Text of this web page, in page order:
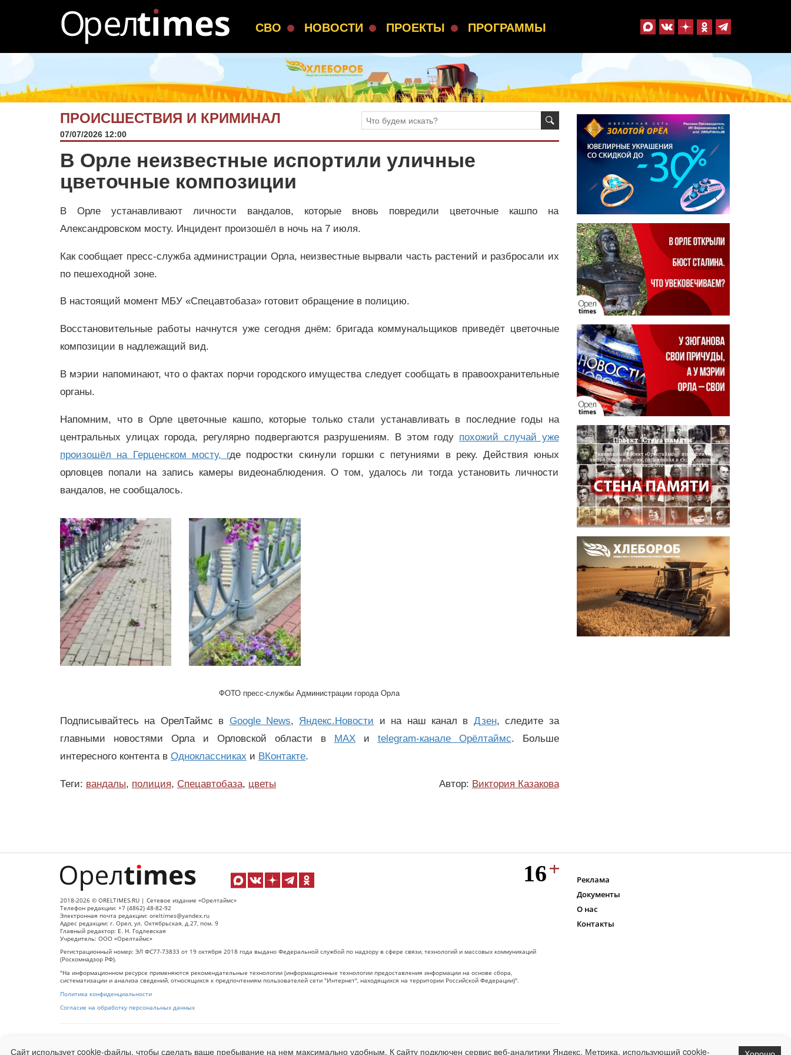
СВО НОВОСТИ ПРОЕКТЫ ПРОГРАММЫ
ПРОИСШЕСТВИЯ И КРИМИНАЛ
07/07/2026 12:00
В Орле неизвестные испортили уличные
цветочные композиции
В Орле устанавливают личности вандалов, которые вновь повредили цветочные кашпо на
Александровском мосту. Инцидент произошёл в ночь на 7 июля.
Как сообщает пресс-служба администрации Орла, неизвестные вырвали часть растений и разбросали их
по пешеходной зоне.
В настоящий момент МБУ «Спецавтобаза» готовит обращение в полицию.
Восстановительные работы начнутся уже сегодня днём: бригада коммунальщиков приведёт цветочные
композиции в надлежащий вид.
В мэрии напоминают, что о фактах порчи городского имущества следует сообщать в правоохранительные
органы.
Напомним, что в Орле цветочные кашпо, которые только стали устанавливать в последние годы на
центральных улицах города, регулярно подвергаются разрушениям. В этом году похожий случай уже
произошёл на Герценском мосту, где подростки скинули горшки с петуниями в реку. Действия юных
орловцев попали на запись камеры видеонаблюдения. О том, удалось ли тогда установить личности
вандалов, не сообщалось.
ФОТО пресс-службы Администрации города Орла
Подписывайтесь на ОрелТаймс в Google News, Яндекс.Новости и на наш канал в Дзен, следите за
главными новостями Орла и Орловской области в MAXи telegram-канале Орёлтаймс. Больше
интересного контента в Одноклассниках и ВКонтакте.
Теги: вандалы, полиция, Спецавтобаза, цветы Автор: Виктория Казакова
2018-2026 © ORELTIMES.RU | Сетевое издание «Орелтаймс»
Телефон редакции: +7 (4862) 48-82-92
Электронная почта редакции: oreltimes@yandex.ru
Адрес редакции: г. Орел, ул. Октябрьская, д.27, пом. 9
Главный редактор: Е. Н. Годлевская
Учредитель: ООО «Орелтаймс»
Регистрационный номер: ЭЛ ФС77-73833 от 19 октября 2018 года выдано Федеральной службой по надзору в сфере связи, технологий и массовых коммуникаций
(Роскомнадзор РФ).
"На информационном ресурсе применяются рекомендательные технологии (информационные технологии предоставления информации на основе сбора,
систематизации и анализа сведений, относящихся к предпочтениям пользователей сети "Интернет", находящихся на территории Российской Федерации)".
Политика конфиденциальности
Согласие на обработку персональных данных
Реклама
Документы
О нас
Контакты
Сайт использует cookie-файлы, чтобы сделать ваше пребывание на нем максимально удобным. К cайту подключен сервис веб-аналитики Яндекс. Метрика, использующий cookie-